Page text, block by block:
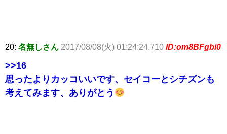
20: 名無しさん 2017/08/08(火) 01:24:24.710 ID:om8BFgbi0
>>16
思ったよりカッコいいです、セイコーとシチズンも
考えてみます、ありがとう